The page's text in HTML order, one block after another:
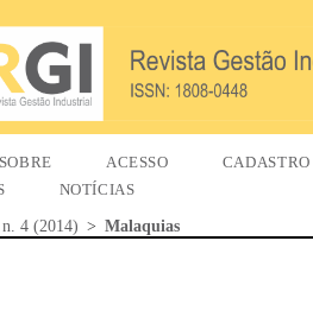
SOBRE ACESSO
CADASTRO
NOTÍCIAS
4 (2014) > Malaquias